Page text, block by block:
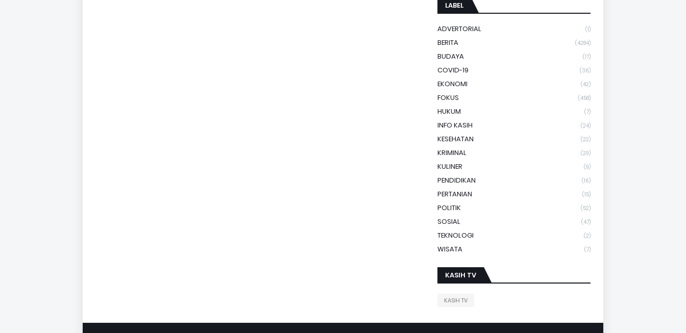
LABEL
ADVERTORIAL (1)
BERITA (4284)
BUDAYA (17)
COVID-19 (36)
EKONOMI (42)
FOKUS (458)
HUKUM (7)
INFO KASIH (24)
KESEHATAN (22)
KRIMINAL (29)
KULINER (9)
PENDIDIKAN (16)
PERTANIAN (15)
POLITIK (52)
SOSIAL (47)
TEKNOLOGI (2)
WISATA (7)
KASIH TV
KASIH TV